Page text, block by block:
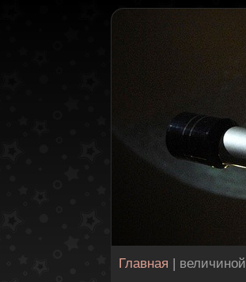
Главная | величиной